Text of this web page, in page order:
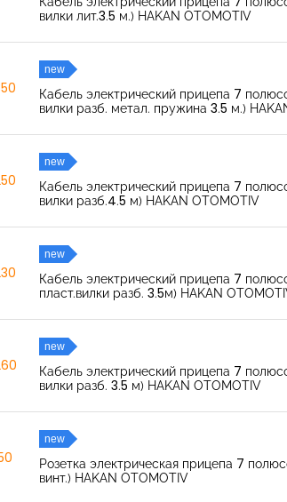
вилки лит.3.5 м.) HAKAN OTOMOTIV
new
Кабель электрический прицепа 7
вилки разб. метал. пружина 3.5 м.)
new
Кабель электрический прицепа 7
вилки разб.4.5 м) HAKAN OTOMOTIV
new
Кабель электрический прицепа 7
пласт.вилки разб. 3.5м) HAKAN
new
Кабель электрический прицепа 7
вилки разб. 3.5 м) HAKAN OTOMOTIV
new
Розетка электрическая прицепа 7
винт.) HAKAN OTOMOTIV